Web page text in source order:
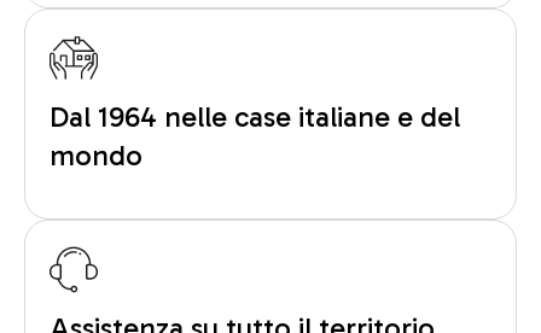
Dal 1964 nelle case italiane e del
mondo